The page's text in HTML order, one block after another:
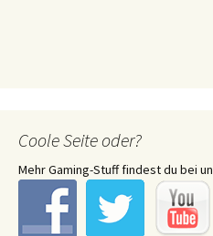
Coole Seite oder?
Mehr Gaming-Stuff findest du bei